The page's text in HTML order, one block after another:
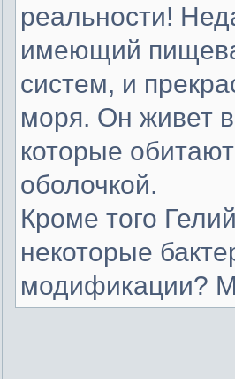
реальности!
имеющий
систем, и
моря. Он живет
которые
оболочкой.
Кроме того
некоторые
модификации?